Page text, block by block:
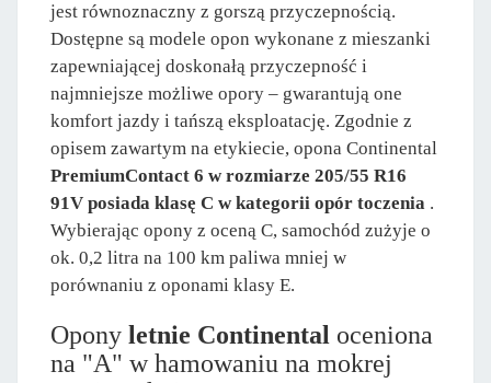
jest równoznaczny z gorszą przyczepnością.
Dostępne są modele opon wykonane z mieszanki
zapewniającej doskonałą przyczepność i
najmniejsze możliwe opory – gwarantują one
komfort jazdy i tańszą eksploatację. Zgodnie z
opisem zawartym na etykiecie, opona Continental
PremiumContact 6 w rozmiarze 205/55 R16
91V posiada klasę C w kategorii opór toczenia .
Wybierając opony z oceną C, samochód zużyje o
ok. 0,2 litra na 100 km paliwa mniej w
porównaniu z oponami klasy E.
Opony letnie Continental oceniona
na "A" w hamowaniu na mokrej